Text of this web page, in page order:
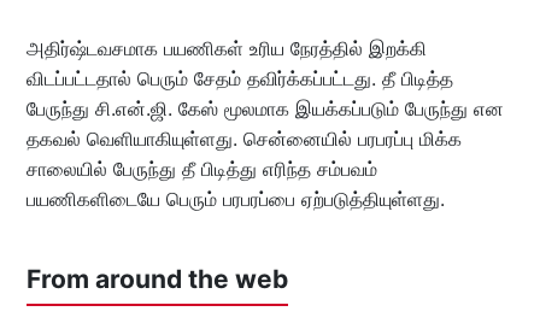
அதிர்ஷ்டவசமாக பயணிகள் உரிய நேரத்தில் இறக்கி
விடப்பட்டதால் பெரும் சேதம் தவிர்க்கப்பட்டது. தீ பிடித்த
பேருந்து சி.என்.ஜி. கேஸ் மூலமாக இயக்கப்படும் பேருந்து என
தகவல் வெளியாகியுள்ளது. சென்னையில் பரபரப்பு மிக்க
சாலையில் பேருந்து தீ பிடித்து எரிந்த சம்பவம்
பயணிகளிடையே பெரும் பரபரப்பை ஏற்படுத்தியுள்ளது.
From around the web